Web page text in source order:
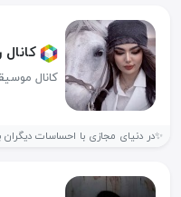
کانال
کانال
✨در دنیای مجازی با احساسات